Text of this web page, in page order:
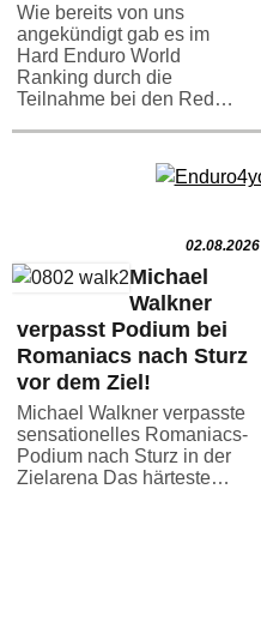
Wie bereits von uns
angekündigt gab es im
Hard Enduro World
Ranking durch die
Teilnahme bei den Red…
02.08.2026
Michael
Walkner
verpasst Podium bei
Romaniacs nach Sturz
vor dem Ziel!
Michael Walkner verpasste
sensationelles Romaniacs-
Podium nach Sturz in der
Zielarena Das härteste…